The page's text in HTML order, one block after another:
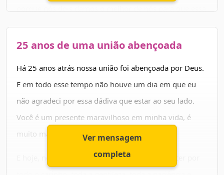
experiência dê certo. E não fazemos por mera
formalidade. Não. Fazemos porque nos amamos
Essa nossa união é sagrada, e tem tudo para ser
também eterna.
25 anos de uma união abençoada
Há 25 anos atrás nossa união foi abençoada por Deus.
E em todo esse tempo não houve um dia em que eu
não agradeci por essa dádiva que estar ao seu lado.
Você é um presente maravilhoso em minha vida, é
muito mais do que eu jamais mereci.
E hoje, nesse dia tão especial, quero te agradecer por
Ver mensagem
completa